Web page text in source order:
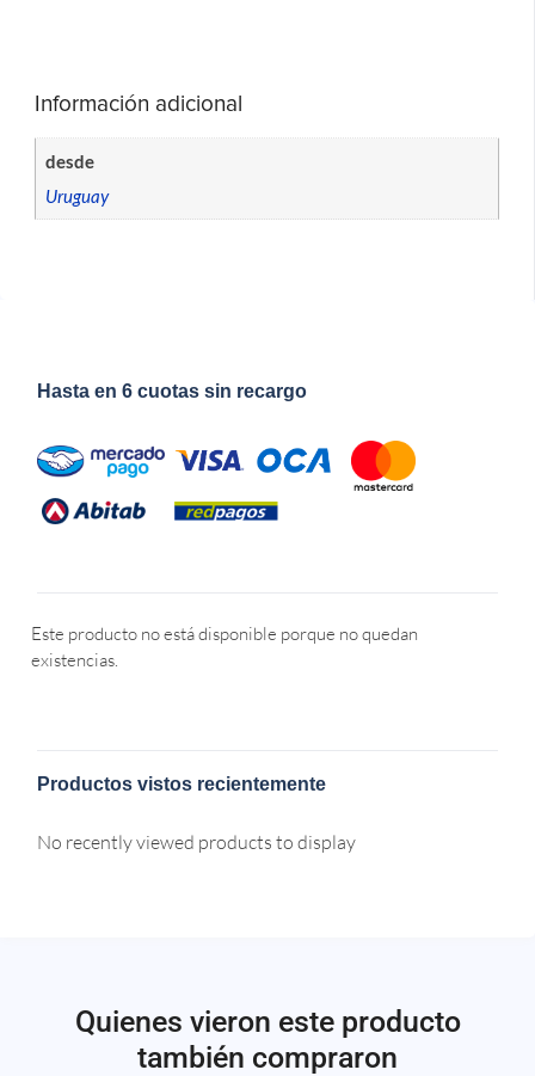
Información adicional
desde
Uruguay
Hasta en 6 cuotas sin recargo
Este producto no está disponible porque no quedan
existencias.
Productos vistos recientemente
No recently viewed products to display
Quienes vieron este producto
también compraron